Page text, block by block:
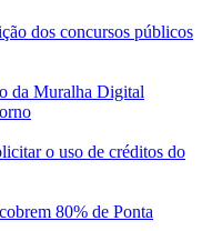
dos concursos públicos
da Muralha Digital
o uso de créditos do
80% de Ponta